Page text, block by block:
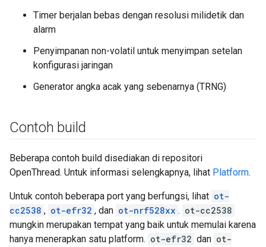
Timer berjalan bebas dengan resolusi milidetik dan
alarm
Penyimpanan non-volatil untuk menyimpan setelan
konfigurasi jaringan
Generator angka acak yang sebenarnya (TRNG)
Contoh build
Beberapa contoh build disediakan di repositori
OpenThread. Untuk informasi selengkapnya, lihat Platform.
Untuk contoh beberapa port yang berfungsi, lihat ot-
cc2538 , ot-efr32 , dan ot-nrf528xx . ot-cc2538
mungkin merupakan tempat yang baik untuk memulai karena
hanya menerapkan satu platform. ot-efr32 dan ot-